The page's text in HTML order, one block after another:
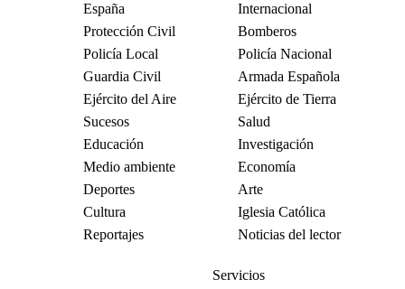
España
Internacional
Protección Civil
Bomberos
Policía Local
Policía Nacional
Guardia Civil
Armada Española
Ejército del Aire
Ejército de Tierra
Sucesos
Salud
Educación
Investigación
Medio ambiente
Economía
Deportes
Arte
Cultura
Iglesia Católica
Reportajes
Noticias del lector
Servicios